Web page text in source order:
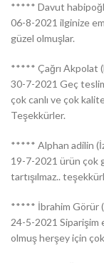
***** Davut
06-8-2021 ilginize
güzel olmuşlar.
***** Çağrı Akpolat
30-7-2021 Geç
çok canlı ve çok
Teşekkürler.
***** Alphan adilin
19-7-2021 ürün çok
tartışılmaz..
***** İbrahim Görür
24-5-2021 Siparişim
olmuş herşey için